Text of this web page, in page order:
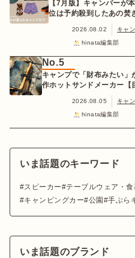
【7月版】キャンパーが
位は予約殺到したあの焚
2026.08.02
キャ
hinata編集部
No.5
キャンプで「財布みたい」
作ホットサンドメーカー【
2026.08.05
キャ
hinata編集部
いま話題のキーワード
スピーカー テーブルウェア・食
キャンピングカー 公園 手ぶら
いま話題のブランド